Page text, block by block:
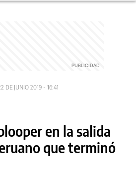
DE JUNIO 2019 - 16:41
en la salida
que terminó